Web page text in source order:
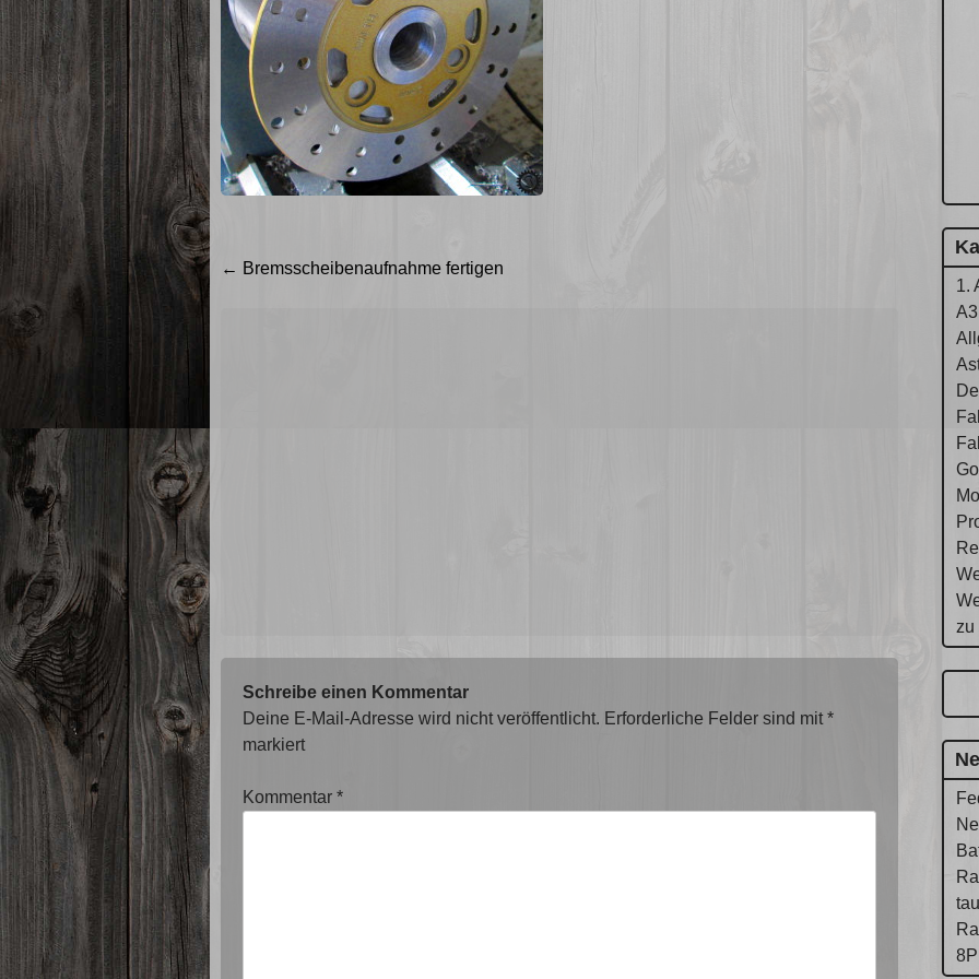
Beitragsnavigation
← Bremsscheibenaufnahme fertigen
Schreibe einen Kommentar
Deine E-Mail-Adresse wird nicht veröffentlicht. Erforderliche Felder sind mit*
markiert
Kommentar *
1.
zu
8P